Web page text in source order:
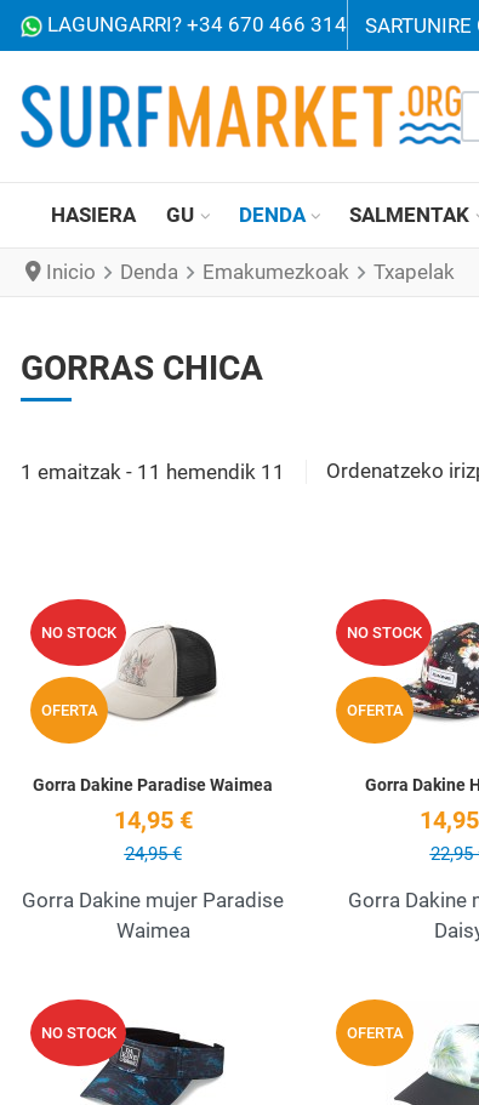
LAGUNGARRI? +34 670 466 314 SARTUNIRE
HASIERA GU DENDA SALMENTAK
Inicio Denda Emakumezkoak Txapelak
GORRAS CHICA
1 emaitzak - 11 hemendik 11 Ordenatzeko
NO STOCK
OFERTA
Add to Wishlist
Quick View
Gorra Dakine Paradise Waimea
14,95 €
24,95 €
Gorra Dakine mujer Paradise
Waimea
NO STOCK
OFERTA
Gorra Dakine
22,95
Gorra Dakine
NO STOCK
Add to Wishlist
Quick View
OFERTA